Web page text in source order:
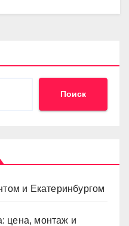
Поиск
и Екатеринбургом
цена, монтаж и